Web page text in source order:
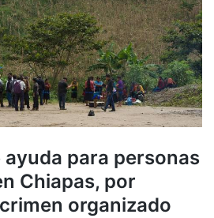
ayuda para personas
Chiapas, por
organizado